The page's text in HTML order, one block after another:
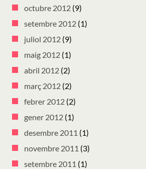
octubre 2012 (9)
setembre 2012 (1)
juliol 2012 (9)
maig 2012 (1)
abril 2012 (2)
març 2012 (2)
febrer 2012 (2)
gener 2012 (1)
desembre 2011 (1)
novembre 2011 (3)
setembre 2011 (1)